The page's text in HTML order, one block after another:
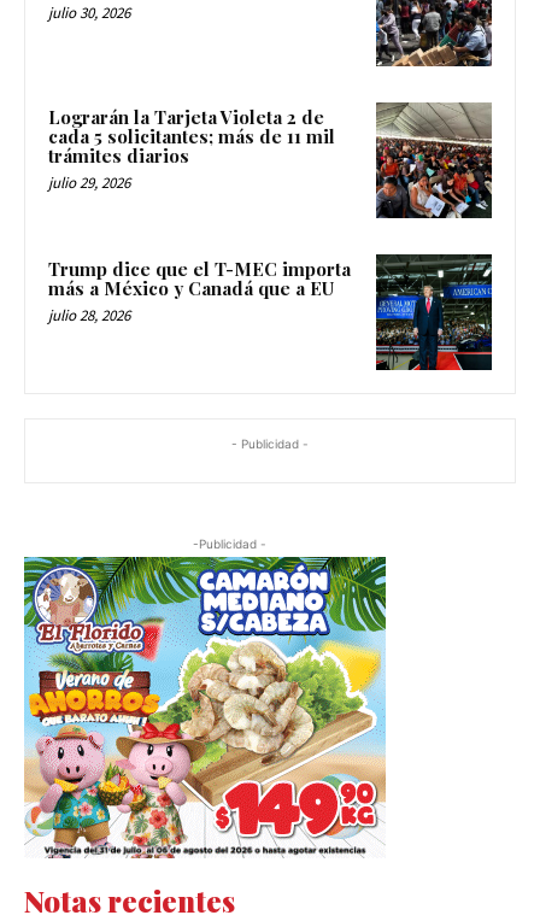
julio 30, 2026
Lograrán la Tarjeta Violeta 2 de
cada 5 solicitantes; más de 11 mil
trámites diarios
julio 29, 2026
Trump dice que el T-MEC importa
más a México y Canadá que a EU
julio 28, 2026
- Publicidad -
-Publicidad -
Notas recientes